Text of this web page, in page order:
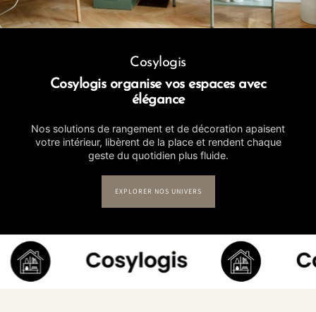
Cosylogis
Cosylogis organise vos espaces avec
élégance
Nos solutions de rangement et de décoration apaisent
votre intérieur, libèrent de la place et rendent chaque
geste du quotidien plus fluide.
EXPLORER NOS UNIVERS